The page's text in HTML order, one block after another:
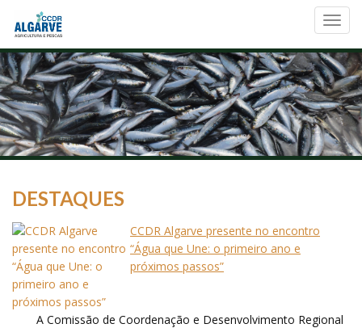
DESTAQUES
CCDR Algarve presente no encontro
“Água que Une: o primeiro ano e
próximos passos”
A Comissão de Coordenação e Desenvolvimento Regional